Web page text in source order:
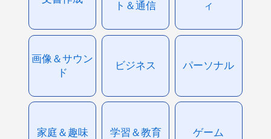
ト＆通信
ィ
画像＆サウン
ド
ビジネス パーソナル
家庭＆趣味 学習＆教育 ゲーム